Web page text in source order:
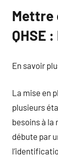
Mettre
QHSE
En savoir
La mise en
plusieurs
besoins à
débute par